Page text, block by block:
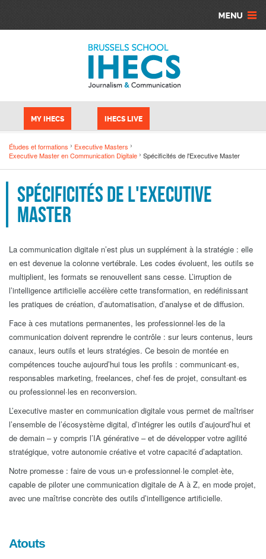
MY IHECS IHECS LIVE
Études et formations
Executive Masters
Executive Master en Communication Digitale
Spécificités de l'Executive Master
Spécificités de l'Executive
Master
La communication digitale n’est plus un supplément à la stratégie : elle
en est devenue la colonne vertébrale. Les codes évoluent, les outils se
multiplient, les formats se renouvellent sans cesse. L’irruption de
l’intelligence artificielle accélère cette transformation, en redéfinissant
les pratiques de création, d’automatisation, d’analyse et de diffusion.
Face à ces mutations permanentes, les professionnel·les de la
communication doivent reprendre le contrôle : sur leurs contenus, leurs
canaux, leurs outils et leurs stratégies. Ce besoin de montée en
compétences touche aujourd’hui tous les profils : communicant·es,
responsables marketing, freelances, chef·fes de projet, consultant·es
ou professionnel·les en reconversion.
L’executive master en communication digitale vous permet de maîtriser
l’ensemble de l’écosystème digital, d’intégrer les outils d’aujourd’hui et
de demain – y compris l’IA générative – et de développer votre agilité
stratégique, votre autonomie créative et votre capacité d’adaptation.
Notre promesse : faire de vous un·e professionnel·le complet·ète,
capable de piloter une communication digitale de A à Z, en mode projet,
avec une maîtrise concrète des outils d’intelligence artificielle.
Atouts